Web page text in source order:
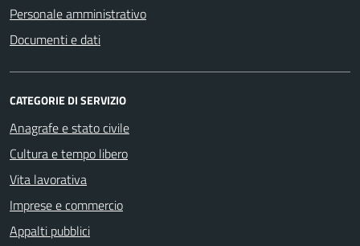
Personale amministrativo
Documenti e dati
CATEGORIE DI SERVIZIO
Anagrafe e stato civile
Cultura e tempo libero
Vita lavorativa
Imprese e commercio
Appalti pubblici